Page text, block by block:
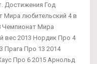
Достижения Год
Мира любительский 4 в
Чемпионат Мира
вес 2013 Нордик Про 4
Прага Про 13 2014
Про 6 2015 Арнольд